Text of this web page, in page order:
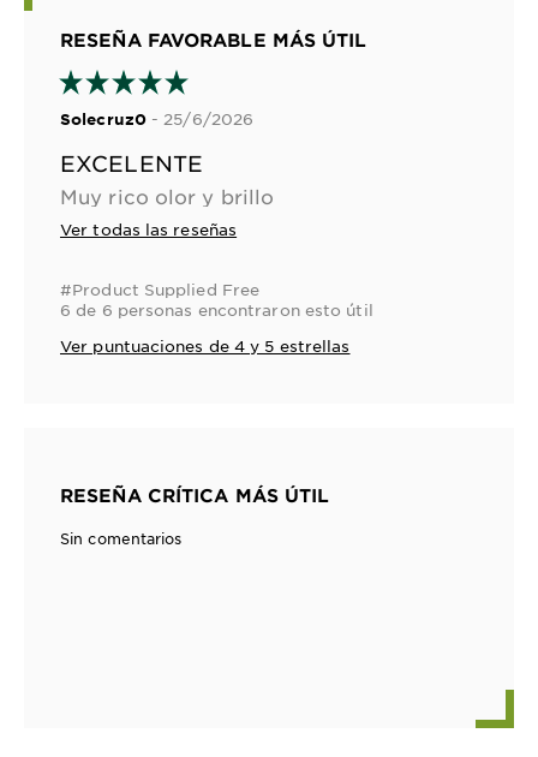
RESEÑA FAVORABLE MÁS ÚTIL
Solecruz0- 25/6/2026
EXCELENTE
Muy rico olor y brillo
Ver todas las reseñas
#Product Supplied Free
6 de 6 personas encontraron esto útil
Ver puntuaciones de 4 y 5 estrellas
RESEÑA CRÍTICA MÁS ÚTIL
Sin comentarios